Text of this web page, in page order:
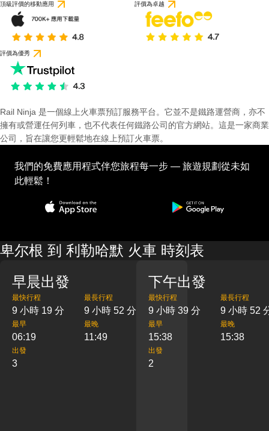
頂級評價的移動應用 評價為卓越
評價為優秀
Rail Ninja 是一個線上火車票預訂服務平台。它並不是鐵路運營商，亦不
擁有或營運任何列車，也不代表任何鐵路公司的官方網站。這是一家商業
公司，旨在讓您更輕鬆地在線上預訂火車票。
我們的免費應用程式伴您旅程每一步 — 旅遊規劃從未如
此輕鬆！
卑尔根 到 利勒哈默 火車 時刻表
早晨出發
最快行程
9 小時 19 分
最長行程
9 小時 52 分
最早
06:19
最晚
11:49
出發
3
下午出發
最快行程
9 小時 39 分
最長行程
9 小時 52
最早
15:38
最晚
15:38
出發
2